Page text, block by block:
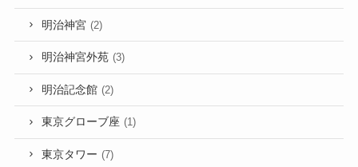
明治神宮 (2)
明治神宮外苑 (3)
明治記念館 (2)
東京グローブ座 (1)
東京タワー (7)